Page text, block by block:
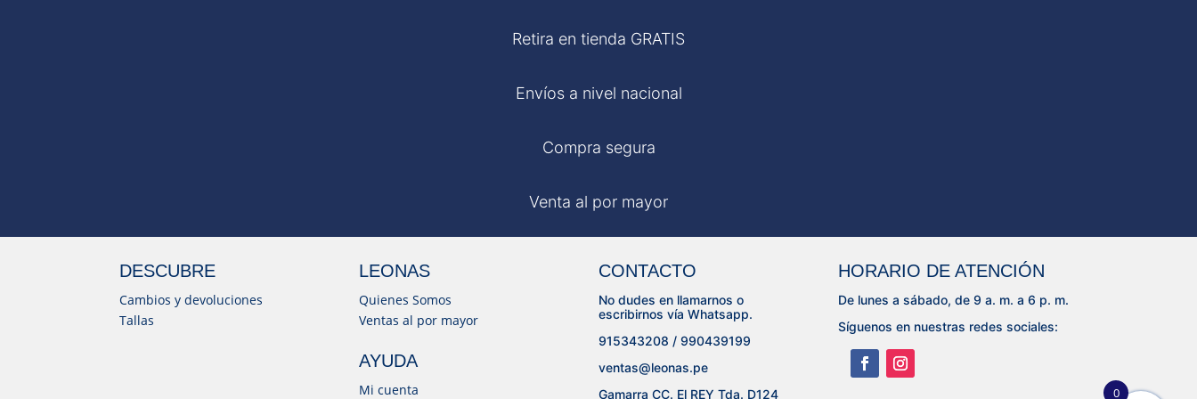
Retira en tienda GRATIS
Envíos a nivel nacional
Compra segura
Venta al por mayor
DESCUBRE
Cambios y devoluciones
Tallas
LEONAS
Quienes Somos
Ventas al por mayor
AYUDA
Mi cuenta
CONTACTO
No dudes en llamarnos o
escribirnos vía Whatsapp.
915343208 / 990439199
ventas@leonas.pe
Gamarra CC. El REY Tda. D124
HORARIO DE ATENCIÓN
De lunes a sábado, de 9 a. m. a 6 p. m.
Síguenos en nuestras redes sociales:
0